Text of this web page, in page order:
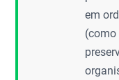
em
(como